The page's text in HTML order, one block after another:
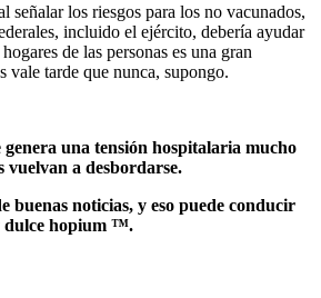
señalar los riesgos para los no vacunados,
incluido el ejército, debería ayudar
de las personas es una gran
vale tarde que nunca, supongo.
genera una tensión hospitalaria mucho
vuelvan a desbordarse.
buenas noticias, y eso puede conducir
dulce hopium ™.